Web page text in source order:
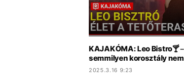
KAJAKÓMA: Leo Bistro🍸
semmilyen korosztály
2025.3.16 9:23